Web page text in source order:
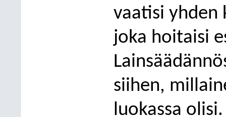
vaatisi yhden
joka hoitaisi
siihen,
luokassa